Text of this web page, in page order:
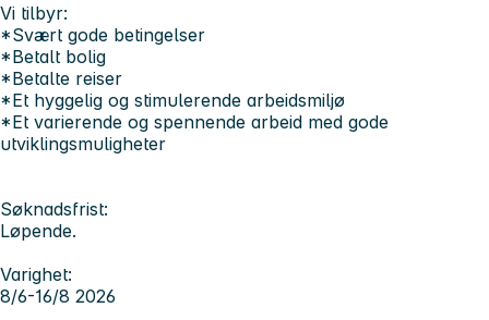
Vi tilbyr:
*Svært gode betingelser
*Betalt bolig
*Betalte reiser
*Et hyggelig og stimulerende arbeidsmiljø
*Et varierende og spennende arbeid med gode
utviklingsmuligheter
Søknadsfrist:
Løpende.
Varighet:
8/6-16/8 2026